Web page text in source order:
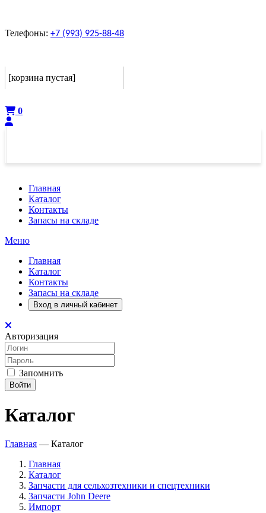
Телефоны: +7 (993) 925-88-48
[корзина пустая]
0
Главная
Каталог
Контакты
Запасы на складе
Меню
Главная
Каталог
Контакты
Запасы на складе
Вход в личный кабинет
Авторизация
Запомнить
Войти
Каталог
Главная — Каталог
Главная
Каталог
Запчасти для сельхозтехники и спецтехники
Запчасти John Deere
Импорт